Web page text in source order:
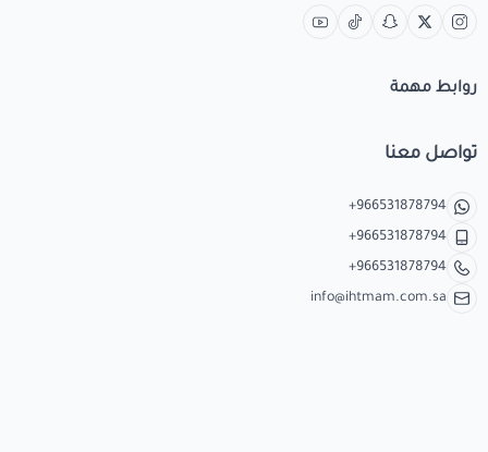
روابط مهمة
تواصل معنا
+966531878794
+966531878794
+966531878794
info@ihtmam.com.sa